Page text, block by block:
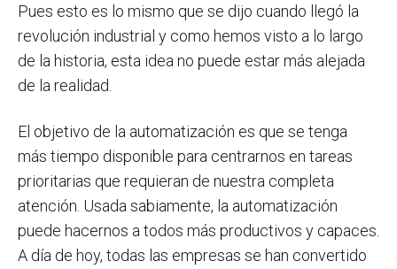
Pues esto es lo mismo que se dijo cuando llegó la
revolución industrial y como hemos visto a lo largo
de la historia, esta idea no puede estar más alejada
de la realidad.
El objetivo de la automatización es que se tenga
más tiempo disponible para centrarnos en tareas
prioritarias que requieran de nuestra completa
atención. Usada sabiamente, la automatización
puede hacernos a todos más productivos y capaces.
A día de hoy, todas las empresas se han convertido